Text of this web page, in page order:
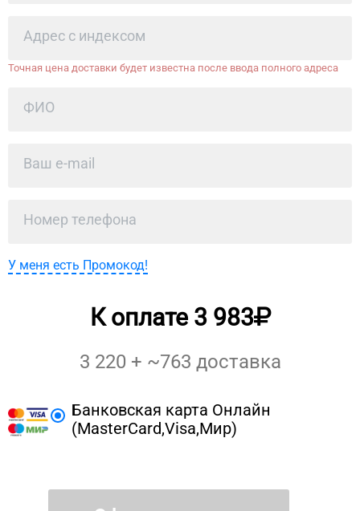
Точная цена доставки будет известна после ввода полного адреса
У меня есть Промокод!
К оплате 3 983
3 220 + ~763 доставка
Банковская карта Онлайн
(MasterCard,Visa,Мир)